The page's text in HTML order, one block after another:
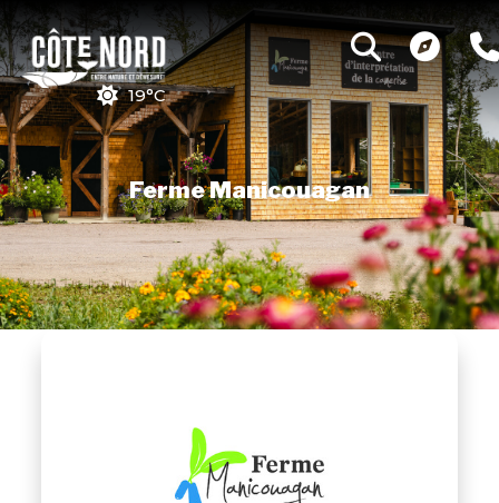
19°C
Ferme Manicouagan